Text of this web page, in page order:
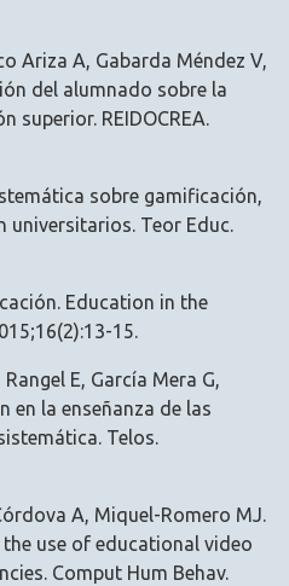
Ariza A, Gabarda Méndez V,
del alumnado sobre la
superior. REIDOCREA.
sobre gamificación,
universitarios. Teor Educ.
Education in the
15.
E, García Mera G,
en la enseñanza de las
Telos.
A, Miquel-Romero MJ.
use of educational video
Comput Hum Behav.